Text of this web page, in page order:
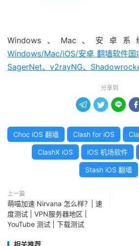
Windows、Mac、安卓
Windows/Mac/iOS/安卓 翻墙软件国
SagerNet、v2rayNG、
分享到
   
Choc iOS 翻墙 Clash for iOS
ClashX iOS iOS 机场软件
Stash iOS 翻墙
上一篇
萌喵加速 Nirvana 怎么样？| 速
度测试 | VPN服务器地区 |
YouTube 测试 | 下载测试